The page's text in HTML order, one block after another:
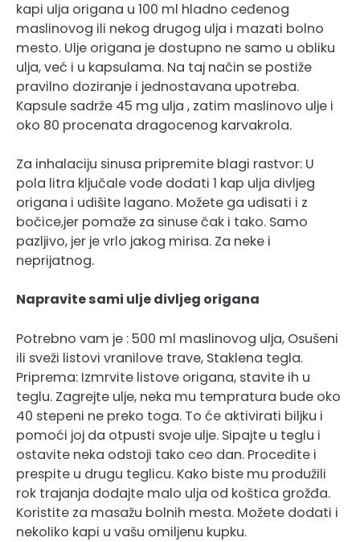
kapi ulja origana u 100 ml hladno ceđenog
maslinovog ili nekog drugog ulja i mazati bolno
mesto. Ulje origana je dostupno ne samo u obliku
ulja, već i u kapsulama. Na taj način se postiže
pravilno doziranje i jednostavana upotreba.
Kapsule sadrže 45 mg ulja , zatim maslinovo ulje i
oko 80 procenata dragocenog karvakrola.
Za inhalaciju sinusa pripremite blagi rastvor: U
pola litra ključale vode dodati 1 kap ulja divljeg
origana i udišite lagano. Možete ga udisati i z
bočice,jer pomaže za sinuse čak i tako. Samo
pazljivo, jer je vrlo jakog mirisa. Za neke i
neprijatnog.
Napravite sami ulje divljeg origana
Potrebno vam je : 500 ml maslinovog ulja, Osušeni
ili sveži listovi vranilove trave, Staklena tegla.
Priprema: Izmrvite listove origana, stavite ih u
teglu. Zagrejte ulje, neka mu tempratura bude oko
40 stepeni ne preko toga. To će aktivirati biljku i
pomoći joj da otpusti svoje ulje. Sipajte u teglu i
ostavite neka odstoji tako ceo dan. Procedite i
prespite u drugu teglicu. Kako biste mu produžili
rok trajanja dodajte malo ulja od koštica grožđa.
Koristite za masažu bolnih mesta. Možete dodati i
nekoliko kapi u vašu omiljenu kupku.